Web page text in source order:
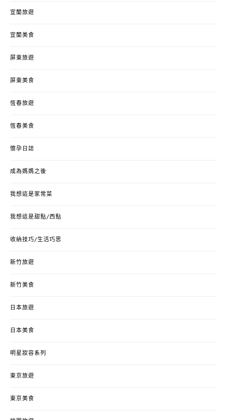
宜蘭旅遊
宜蘭美食
屏東旅遊
屏東美食
恆春旅遊
恆春美食
懷孕日誌
成為媽媽之後
我想這是家常菜
我想這是甜點/西點
收納技巧/生活巧思
新竹旅遊
新竹美食
日本旅遊
日本美食
明星妝容系列
東京旅遊
東京美食